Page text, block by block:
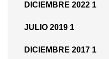
DICIEMBRE 2022 1
JULIO 2019 1
DICIEMBRE 2017 1